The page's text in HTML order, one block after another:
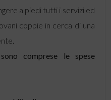
a piedi tutti i servizi ed
coppie in cerca di una
comprese le spese